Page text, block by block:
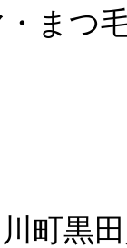
まつ
町黒